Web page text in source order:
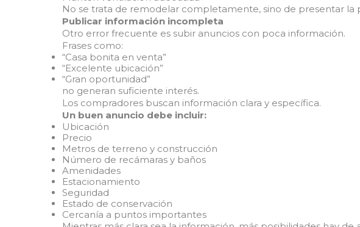
No se trata de remodelar completamente, sino de presentar la
Publicar información incompleta
Otro error frecuente es subir anuncios con poca información.
Frases como:
“Casa bonita en venta”
“Excelente ubicación”
“Gran oportunidad”
no generan suficiente interés.
Los compradores buscan información clara y específica.
Un buen anuncio debe incluir:
Ubicación
Precio
Metros de terreno y construcción
Número de recámaras y baños
Amenidades
Estacionamiento
Seguridad
Estado de conservación
Cercanía a puntos importantes